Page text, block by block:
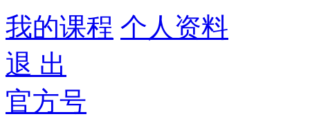
我的课程 个人资料
退 出
官方号